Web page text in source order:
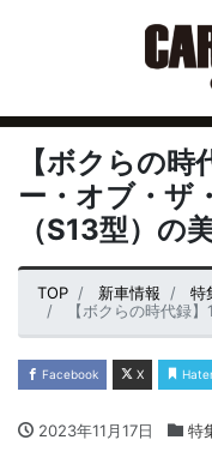
【ボクらの
ー・オブ・ザ
（S13型）の
TOP 新車情報
特
【ボクらの時代録】1988年の日本
Facebook X
2023年11月17日 特